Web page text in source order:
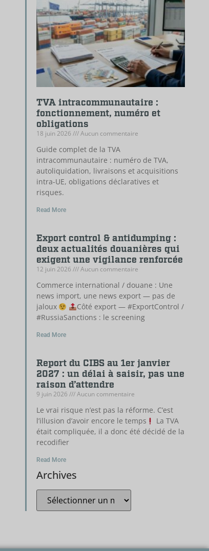
TVA intracommunautaire :
fonctionnement, numéro et
obligations
18 juin 2026 Aucun commentaire
Guide complet de la TVA
intracommunautaire : numéro de TVA,
autoliquidation, livraisons et acquisitions
intra-UE, obligations déclaratives et
risques.
Read More
Export control & antidumping :
deux actualités douanières qui
exigent une vigilance renforcée
12 juin 2026 Aucun commentaire
Commerce international / douane : Une
news import, une news export — pas de
jaloux
Côté export — #ExportControl /
#RussiaSanctions : le screening
Read More
Report du CIBS au 1er janvier
2027 : un délai à saisir, pas une
raison d’attendre
9 juin 2026 Aucun commentaire
Le vrai risque n’est pas la réforme. C’est
l’illusion d’avoir encore le temps
La TVA
était compliquée, il a donc été décidé de la
recodifier
Read More
Archives